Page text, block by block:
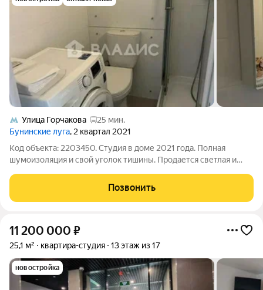
Улица Горчакова
25 мин.
Бунинские луга, 2 квартал 2021
Код объекта: 2203450. Студия в доме 2021 года. Полная
шумоизоляция и свой уголок тишины. Продается светлая и
надежно: 17-й этаж панельного
Позвонить
11 200 000 ₽
25,1 м² квартира-студия 13 этаж из 17
новостройка